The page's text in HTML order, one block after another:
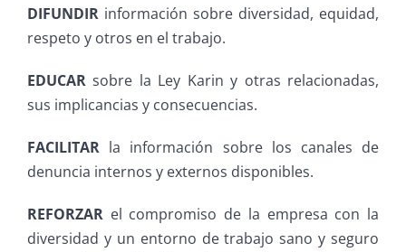
DIFUNDIRinformación sobre diversidad, equidad,
respeto y otros en el trabajo.
EDUCARsobre la Ley Karin y otras relacionadas,
sus implicancias y consecuencias.
FACILITARla información sobre los canales de
denuncia internos y externos disponibles.
REFORZARel compromiso de la empresa con la
diversidad y un entorno de trabajo sano y seguro